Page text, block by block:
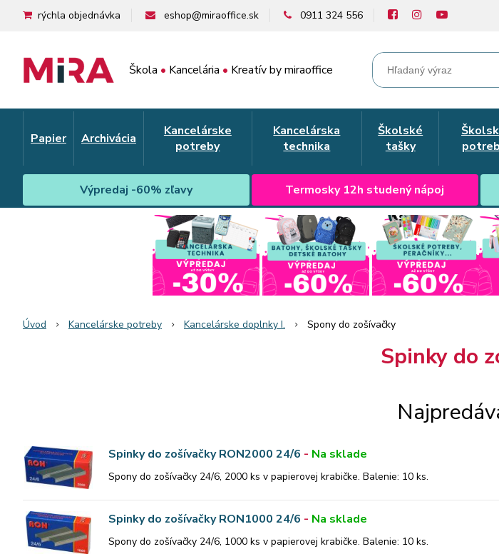
Škola • Kancelária • Kreatív by miraoffice
rýchla objednávka eshop@miraoffice.sk 0911 324 556
Papier Archivácia
Kancelárske
potreby
Kancelárska
technika
Školské
tašky
Výpredaj -60% zľavy Termosky 12h studený nápoj
Úvod Kancelárske potreby Kancelárske doplnky I. Spony do zošívačky
Spinky do
Spinky do zošívačky RON2000 24/6 - Na sklade
Spony do zošívačky 24/6, 2000 ks v papierovej krabičke. Balenie: 10 ks.
Spinky do zošívačky RON1000 24/6 - Na sklade
Spony do zošívačky 24/6, 1000 ks v papierovej krabičke. Balenie: 10 ks.